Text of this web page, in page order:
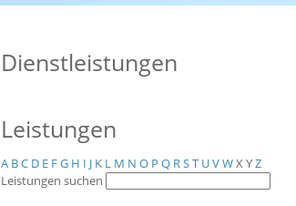
Dienstleistungen
Leistungen
A BC D E FG H I J K L M N O P Q RST UVWXYZ
Leistungen suchen